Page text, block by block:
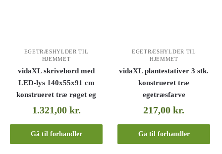
EGETRÆSHYLDER TIL
HJEMMET
vidaXL skrivebord med
LED-lys 140x55x91 cm
konstrueret træ røget eg
1.321,00 kr.
Gå til forhandler
EGETRÆSHYLDER TIL
HJEMMET
vidaXL plantestativer 3 stk.
konstrueret træ
egetræsfarve
217,00kr.
Gå til forhandler